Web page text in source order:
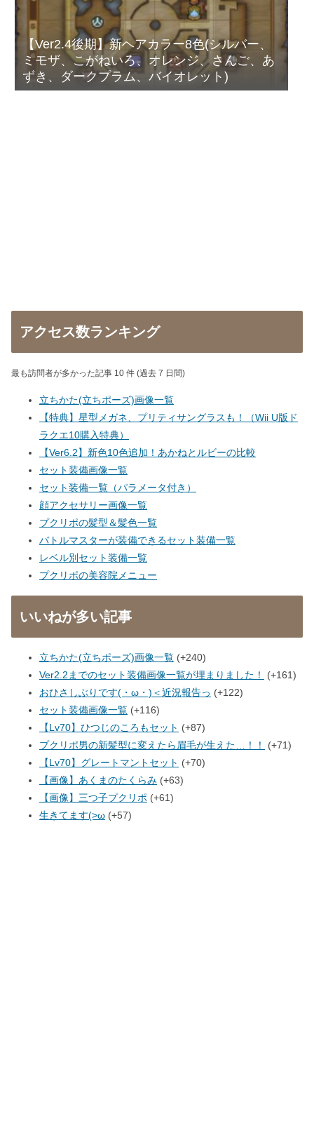
【Ver2.4後期】新ヘアカラー8色(シルバー、
ミモザ、こがねいろ、オレンジ、さんご、あ
ずき、ダークプラム、バイオレット)
アクセス数ランキング
最も訪問者が多かった記事 10 件 (過去 7 日間)
立ちかた(立ちポーズ)画像一覧
【特典】星型メガネ、プリティサングラスも！（Wii U版ド
ラクエ10購入特典）
【Ver6.2】新色10色追加！あかねとルビーの比較
セット装備画像一覧
セット装備一覧（パラメータ付き）
顔アクセサリー画像一覧
プクリポの髪型＆髪色一覧
バトルマスターが装備できるセット装備一覧
レベル別セット装備一覧
プクリポの美容院メニュー
いいねが多い記事
立ちかた(立ちポーズ)画像一覧 +240
Ver2.2までのセット装備画像一覧が埋まりました！
+161
おひさしぶりです(・ω・)＜近況報告っ
+122
セット装備画像一覧 +116
【Lv70】ひつじのころもセット
+87
プクリポ男の新髪型に変えたら眉毛が生えた…！！
+71
【Lv70】グレートマントセット
+70
【画像】あくまのたくらみ +63
【画像】三つ子プクリポ
+61
生きてます(>ω +57